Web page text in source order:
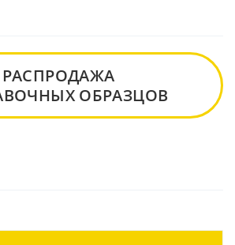
РАСПРОДАЖА
ОБРАЗЦОВ